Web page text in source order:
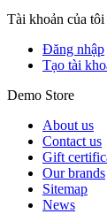
Tài khoản của tôi
Đăng nhập
Tạo tài
Demo Store
About us
Contact us
Gift
Our brands
Sitemap
News